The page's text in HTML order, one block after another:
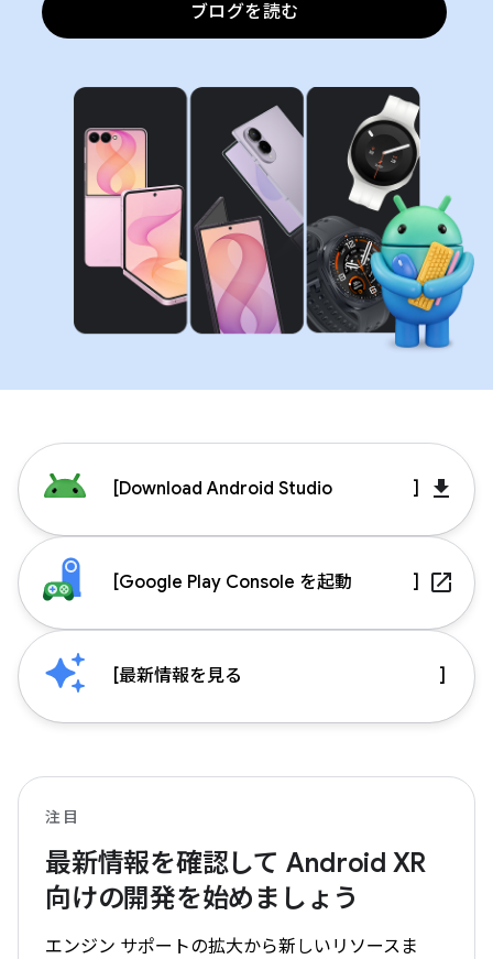
ブログを読む
[Download Android Studio ] get_app
[Google Play Console を起動 ] launch
[最新情報を見る ]
注目
最新情報を確認して Android XR
向けの開発を始めましょう
エンジン サポートの拡大から新しいリソースま